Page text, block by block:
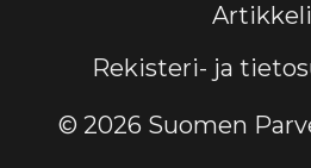
Rekisteri- ja
© 2026 Suomen